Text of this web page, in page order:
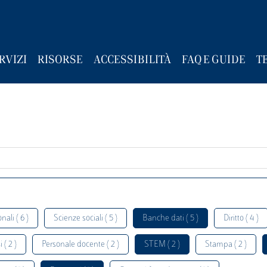
RISORSE ACCESSIBILITÀ FAQ E GUIDE
( 6 ) Scienze sociali ( 5 ) Banche dati ( 5 ) Diritto ( 4 )
( 2 ) Personale docente ( 2 ) STEM ( 2 ) Stampa ( 2 )